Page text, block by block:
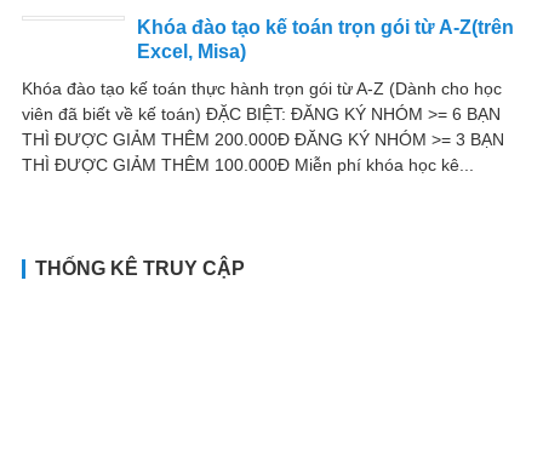
Khóa đào tạo kế toán trọn gói từ A-Z(trên
Excel, Misa)
Khóa đào tạo kế toán thực hành trọn gói từ A-Z (Dành cho học
viên đã biết về kế toán) ĐẶC BIỆT: ĐĂNG KÝ NHÓM >= 6 BẠN
THÌ ĐƯỢC GIẢM THÊM 200.000Đ ĐĂNG KÝ NHÓM >= 3 BẠN
THÌ ĐƯỢC GIẢM THÊM 100.000Đ Miễn phí khóa học kê...
THỐNG KÊ TRUY CẬP